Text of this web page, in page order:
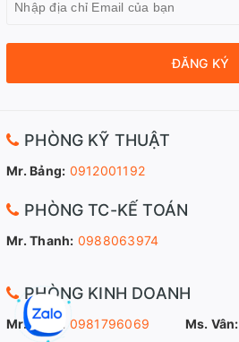
ĐĂNG KÝ
PHÒNG KỸ THUẬT
Mr. Bảng: 0912001192
PHÒNG TC-KẾ TOÁN
Mr. Thanh: 0988063974
PHÒNG KINH DOANH
Mr. Sang: 0981796069 Ms. Vân: